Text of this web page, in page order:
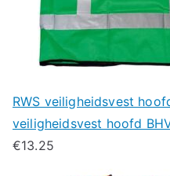
RWS veiligheidsvest
veiligheidsvest hoofd
€13.25